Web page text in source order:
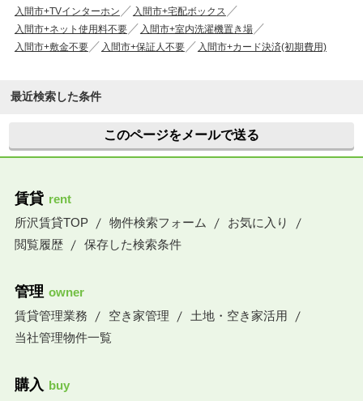
入間市+TVインターホン
入間市+宅配ボックス
入間市+ネット使用料不要
入間市+室内洗濯機置き場
入間市+敷金不要
入間市+保証人不要 入間市+カード決済(初期費用)
最近検索した条件
このページをメールで送る
賃貸 rent
所沢賃貸TOP
物件検索フォーム
お気に入り
閲覧履歴
保存した検索条件
管理 owner
賃貸管理業務
空き家管理
土地・空き家活用
当社管理物件一覧
購入 buy